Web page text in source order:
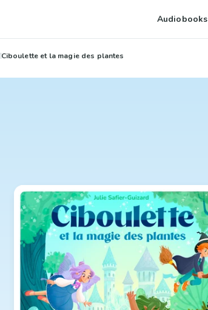
Audiobooks
Ciboulette et la magie des plantes